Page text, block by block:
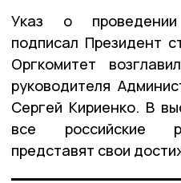
Указ о
подписал Президент
Оргкомитет
руководителя
Сергей Кириенко. В
все российские
представят свои